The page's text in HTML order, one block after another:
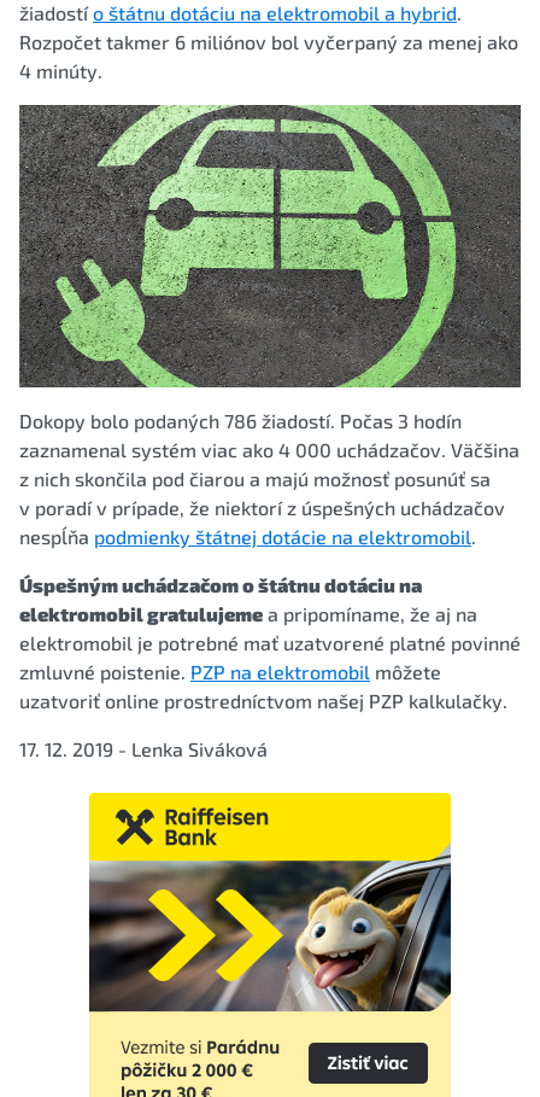
žiadostío štátnu dotáciu na elektromobil a hybrid.
Rozpočet takmer 6 miliónov bol vyčerpaný za menej ako
4 minúty.
Dokopy bolo podaných 786 žiadostí. Počas 3 hodín
zaznamenal systém viac ako 4 000 uchádzačov. Väčšina
z nich skončila pod čiarou a majú možnosť posunúť sa
v poradí v prípade, že niektorí z úspešných uchádzačov
nespĺňa podmienky štátnej dotácie na elektromobil.
Úspešným uchádzačom o štátnu dotáciu na
elektromobil gratulujeme a pripomíname, že aj na
elektromobil je potrebné mať uzatvorené platné povinné
zmluvné poistenie. PZP na elektromobil môžete
uzatvoriť online prostredníctvom našej PZP kalkulačky.
17. 12. 2019 - Lenka Siváková